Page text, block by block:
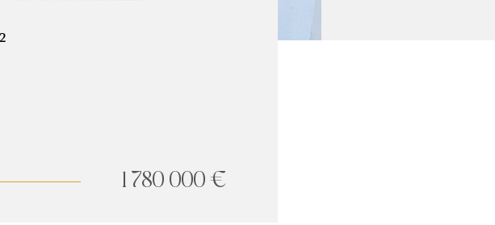
1 780 000 €